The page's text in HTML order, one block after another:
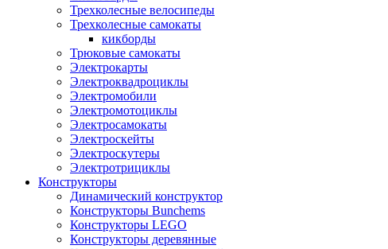
Трехколесные велосипеды
Трехколесные самокаты
кикборды
Трюковые самокаты
Электрокарты
Электроквадроциклы
Электромобили
Электромотоциклы
Электросамокаты
Электроскейты
Электроскутеры
Электротрициклы
Конструкторы
Динамический конструктор
Конструкторы Bunchems
Конструкторы LEGO
Конструкторы деревянные